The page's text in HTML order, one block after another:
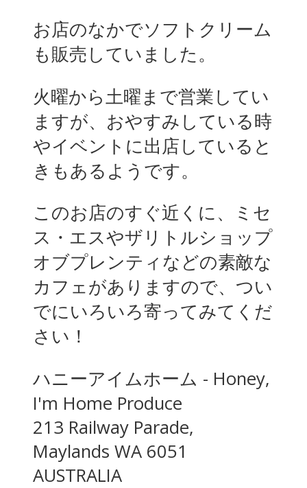
お店のなかでソフトクリーム
も販売していました。
火曜から土曜まで営業してい
ますが、おやすみしている時
やイベントに出店していると
きもあるようです。
このお店のすぐ近くに、ミセ
ス・エスやザリトルショップ
オブプレンティなどの素敵な
カフェがありますので、つい
でにいろいろ寄ってみてくだ
さい！
ハニーアイムホーム - Honey,
I'm Home Produce
213 Railway Parade,
Maylands WA 6051
AUSTRALIA